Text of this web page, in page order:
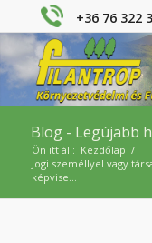
+36 76 322
Blog - Legújabb
Ön itt áll: Kezdőlap /
Jogi személlyel vagy
képvise...